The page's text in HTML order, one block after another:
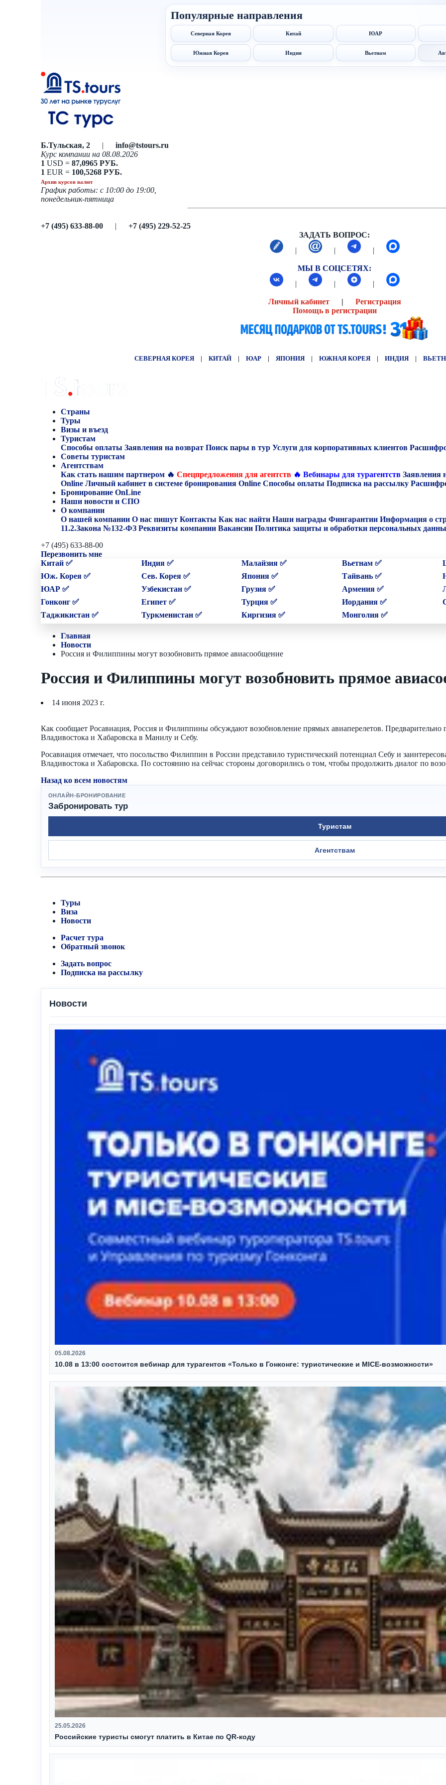
Популярные направления
Северная Корея Китай ЮАР
Южная Корея Индия Вьетнам
Б.Тульская, 2 | info@tstours.ru
Курс компании на 08.08.2026
1 USD = 87,0965 РУБ.
1 EUR = 100,5268 РУБ.
Архив курсов валют
График работы: с 10:00 до 19:00,
понедельник-пятница
+7 (495) 633-88-00 | +7 (495) 229-52-25
ЗАДАТЬ ВОПРОС:
|
| |
МЫ В СОЦСЕТЯХ:
|
| |
Личный кабинет| Регистрация
Помощь в регистрации
СЕВЕРНАЯ КОРЕЯ | КИТАЙ | ЮАР | ЯПОНИЯ | ЮЖНАЯ КОРЕЯ | ИНДИЯ |
Страны
Туры
Визы и въезд
Туристам
Способы оплаты Заявления на возврат Поиск пары в тур Услуги для корпоративных клиентов
Советы туристам
Агентствам
Как стать нашим партнером 🔥 Спецпредложения для агентств 🔥 Вебинары для турагентств Заявления
Online Личный кабинет в системе бронирования Online Способы оплаты Подписка на рассылку
Бронирование OnLine
Наши новости и СПО
О компании
О нашей компании О нас пишут Контакты Как нас найти Наши награды Фингарантии Информация о
11.2.Закона №132-ФЗ Реквизиты компании Вакансии Политика защиты и обработки персональных
+7 (495) 633-88-00
Перезвонить мне
Китай ✅
Индия ✅ Малайзия ✅ Вьетнам ✅
Юж. Корея ✅
Сев. Корея ✅ Япония ✅ Тайвань ✅
ЮАР ✅
Узбекистан ✅ Грузия ✅ Армения ✅
Гонконг ✅
Египет ✅ Турция ✅ Иордания ✅
Таджикистан ✅
Туркменистан ✅ Киргизия ✅ Монголия ✅
Главная
Новости
Россия и Филиппины могут возобновить прямое авиасообщение
Россия и Филиппины могут возобновить прямое
14 июня 2023 г.
Как сообщает Росавиация, Россия и Филиппины обсуждают возобновление прямых авиаперелетов.
Владивостока и Хабаровска в Манилу и Себу.
Росавиация отмечает, что посольство Филиппин в России представило туристический потенциал Себу и
Владивостока и Хабаровска. По состоянию на сейчас стороны договорились о том, чтобы продолжить диалог по
Назад ко всем новостям
ОНЛАЙН-БРОНИРОВАНИЕ
Забронировать тур
Туристам
Агентствам
Туры
Виза
Новости
Расчет тура
Обратный звонок
Задать вопрос
Подписка на рассылку
Новости
05.08.2026
10.08 в 13:00 состоится вебинар для турагентов «Только в Гонконге: туристические и MICE-возможности»
25.05.2026
Российские туристы смогут платить в Китае по QR‑коду